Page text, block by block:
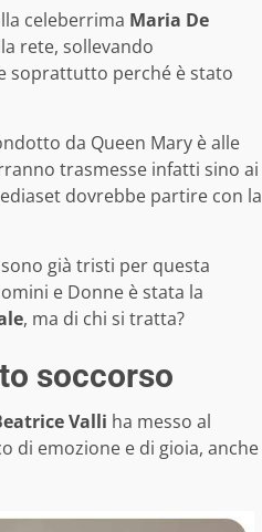
celeberrima Maria De
rete, sollevando
soprattutto perché è stato
da Queen Mary è alle
trasmesse infatti sino ai
dovrebbe partire con la
già tristi per questa
e Donne è stata la
, ma di chi si tratta?
soccorso
Valli ha messo al
di emozione e di gioia, anche